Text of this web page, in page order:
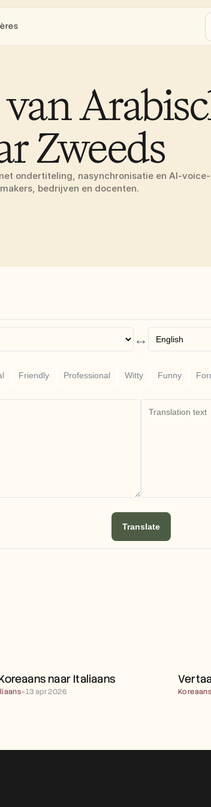
Zweeds
ondertiteling, nasynchronisatie en AI-
bedrijven en docenten.
↔
Friendly Professional Witty Funny
Translate
NAAR ITALIAANS
naar Italiaans
●13 apr 2026